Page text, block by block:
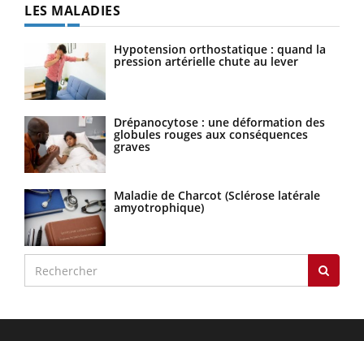
LES MALADIES
Hypotension orthostatique : quand la
pression artérielle chute au lever
Drépanocytose : une déformation des
globules rouges aux conséquences
graves
Maladie de Charcot (Sclérose latérale
amyotrophique)